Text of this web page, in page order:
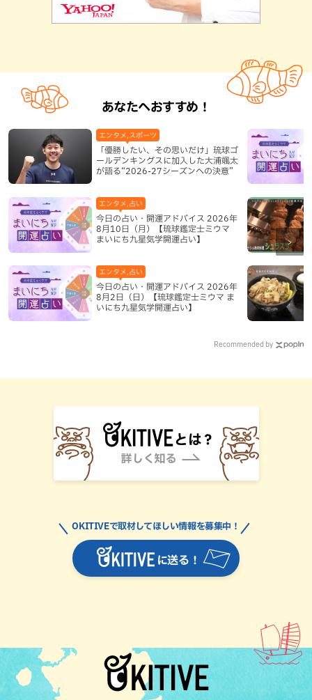
あなたへおすすめ！
「優勝したい、その思いだけ」琉球ゴ
ールデンキングスに加入した大浦颯太
が語る“2026-27シーズンへの決意”
エンタメ,スポーツ
今日の占い・開運アドバイス 2026年
8月10日（月）【琉球鑑定士ミウマ
まいにち九星気学開運占い】
エンタメ,占い
今日の占い・開運アドバイス 2026年
8月2日（日）【琉球鑑定士ミウマ ま
いにち九星気学開運占い】
エンタメ,占い
Recommended by
に送る！
OKITIVEで取材してほしい情報を募集中！